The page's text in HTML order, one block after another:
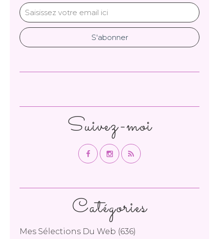
Catégories
Mes Sélections Du Web (636)
Suivez-moi